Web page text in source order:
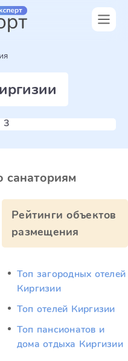
3
Рейтинги объектов
размещения
Топ загородных отелей
Киргизии
Топ отелей Киргизии
Топ пансионатов и
дома отдыха Киргизии